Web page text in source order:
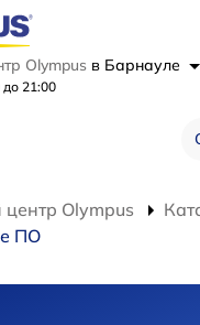
Olympus в Барнауле
21:00
Olympus
ПО